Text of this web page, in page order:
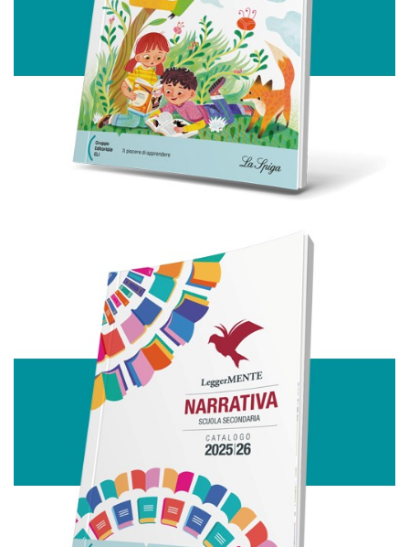
Utilizziamo i cookie per personalizzare contenuti ed
annunci, per fornire funzionalità dei social media e per
analizzare il nostro traffico. Condividiamo inoltre
informazioni sul modo in cui utilizza il nostro sito con i
nostri partner che si occupano di analisi dei dati web,
pubblicità e social media, i quali potrebbero combinarle
con altre informazioni che ha fornito loro o che hanno
raccolto dal suo utilizzo dei loro servizi.